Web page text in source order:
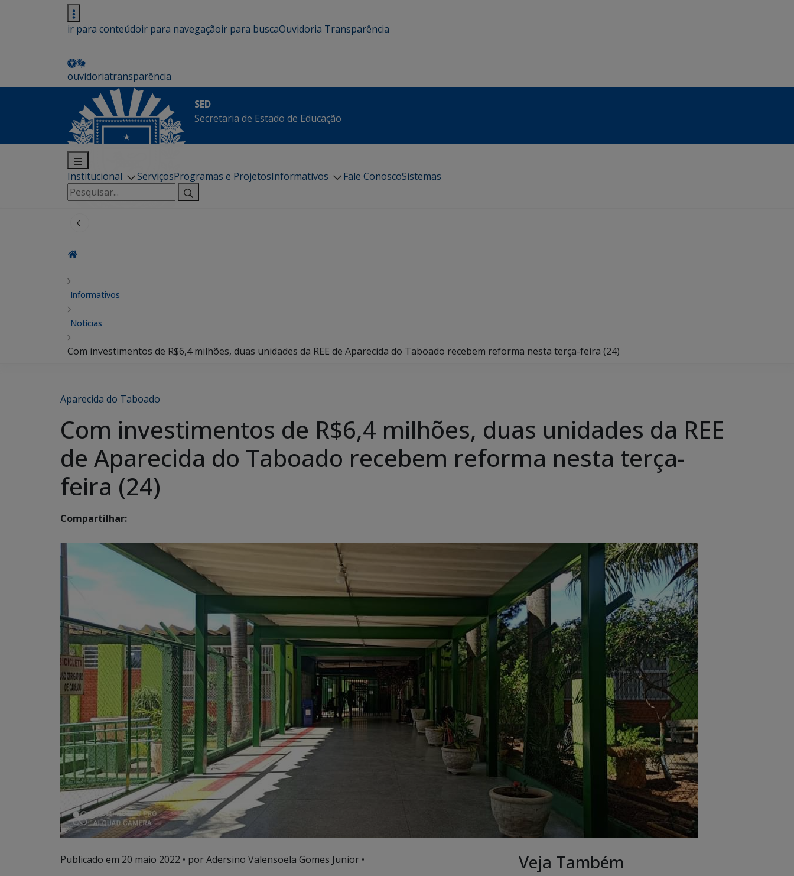
ir para conteúdoir para navegaçãoir para buscaOuvidoria Transparência
ouvidoriatransparência
SED
Secretaria de Estado de Educação
Institucional ServiçosProgramas e ProjetosInformativos Fale ConoscoSistemas
Pesquisar
por:
Informativos
Notícias
Com investimentos de R$6,4 milhões, duas unidades da REE de Aparecida do Taboado recebem reforma nesta terça-feira (24)
Aparecida do Taboado
Com investimentos de R$6,4 milhões, duas unidades da REE
de Aparecida do Taboado recebem reforma nesta terça-
feira (24)
Compartilhar:
Publicado em 20 maio 2022 • por Adersino Valensoela Gomes Junior •
Veja Também